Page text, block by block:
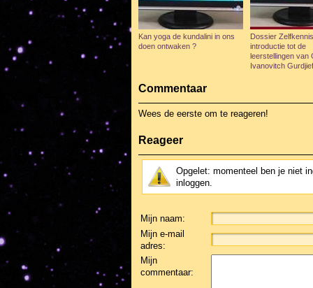
Kan yoga de kundalini in ons
doen ontwaken ?
Dossier
introductie tot de
leerstellingen van
Ivanovitch
Commentaar
Wees de eerste om te reageren!
Reageer
Opgelet: momenteel ben je niet
inloggen.
Mijn naam:
Mijn e-mail
adres:
Mijn
commentaar: